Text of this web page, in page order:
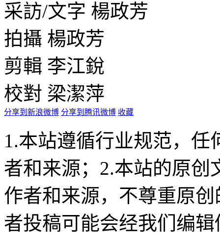
采訪/文字 楊政芳
拍攝 楊政芳
剪輯 李江銳
校對 梁潔萍
分享到新浪微博 分享到腾讯微博 收藏
1.本站遵循行业规范，
者和来源；2.本站的原
作者和来源，不尊重原
者投稿可能会经我们编